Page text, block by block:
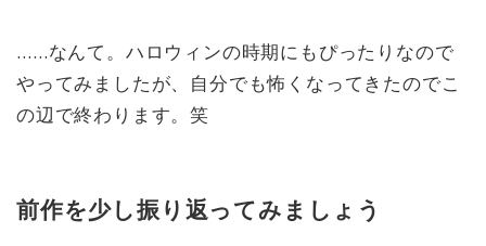
……なんて。ハロウィンの時期にもぴったりなので
やってみましたが、自分でも怖くなってきたのでこ
の辺で終わります。笑
前作を少し振り返ってみましょう